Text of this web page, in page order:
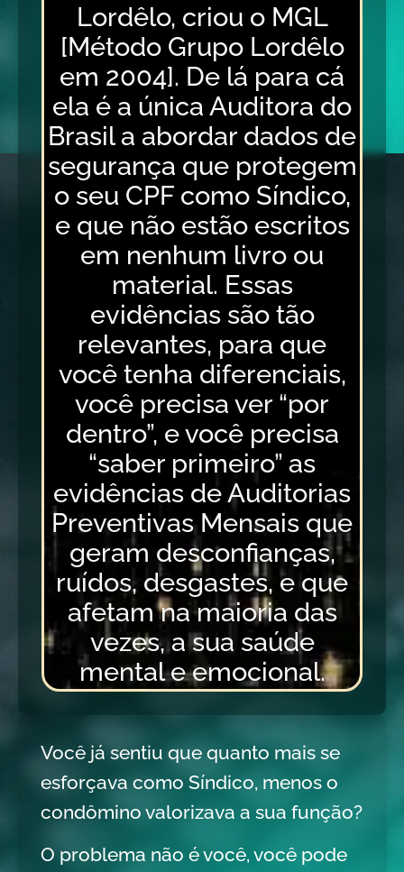
Lordêlo, criou o MGL
[Método Grupo Lordêlo
em 2004]. De lá para cá
ela é a única Auditora do
Brasil a abordar dados de
segurança que protegem
o seu CPF como Síndico,
e que não estão escritos
em nenhum livro ou
material. Essas
evidências são tão
relevantes, para que
você tenha diferenciais,
você precisa ver “por
dentro”, e você precisa
“saber primeiro” as
evidências de Auditorias
Preventivas Mensais que
geram desconfianças,
ruídos, desgastes, e que
afetam na maioria das
vezes, a sua saúde
mental e emocional.
Você já sentiu que quanto mais se
esforçava como Síndico, menos o
condômino valorizava a sua função?
O problema não é você, você pode